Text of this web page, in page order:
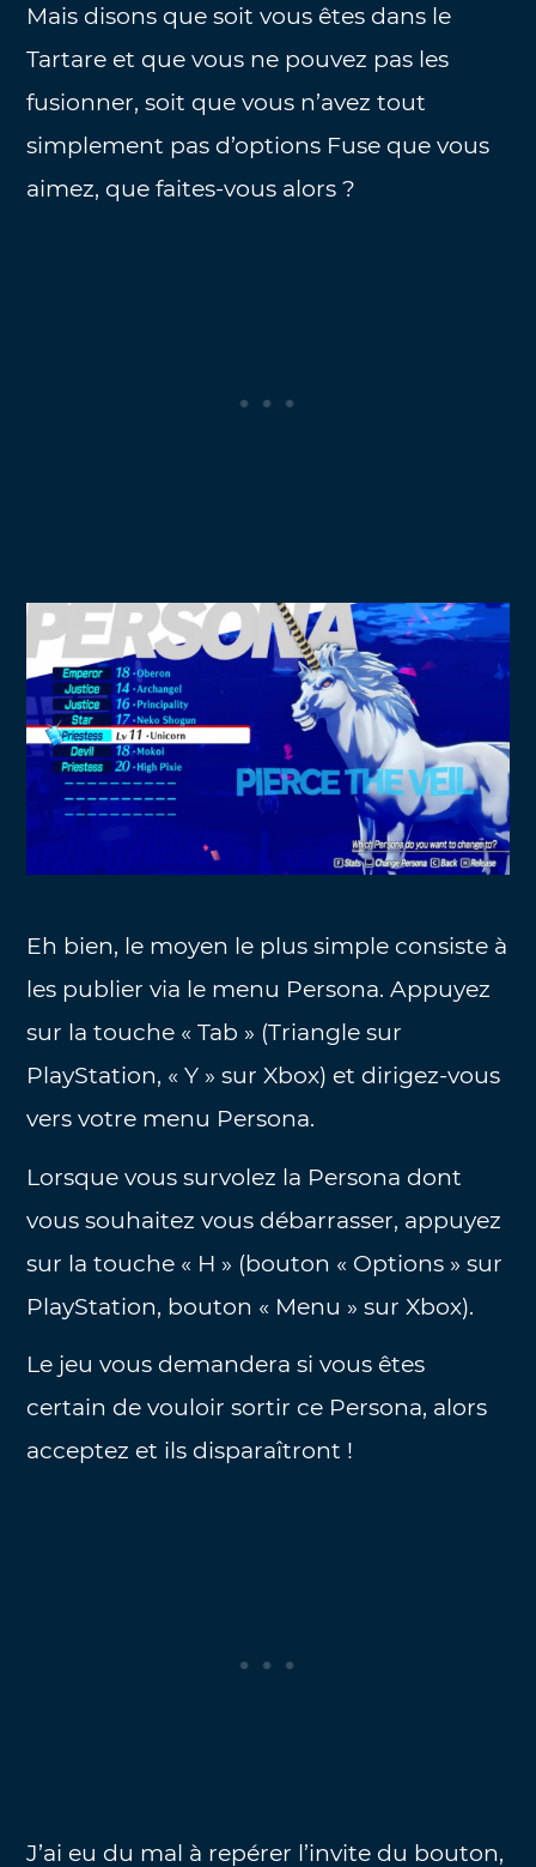
Mais disons que soit vous êtes dans le
Tartare et que vous ne pouvez pas les
fusionner, soit que vous n’avez tout
simplement pas d’options Fuse que vous
aimez, que faites-vous alors ?
Eh bien, le moyen le plus simple consiste à
les publier via le menu Persona. Appuyez
sur la touche « Tab » (Triangle sur
PlayStation, « Y » sur Xbox) et dirigez-vous
vers votre menu Persona.
Lorsque vous survolez la Persona dont
vous souhaitez vous débarrasser, appuyez
sur la touche « H » (bouton « Options » sur
PlayStation, bouton « Menu » sur Xbox).
Le jeu vous demandera si vous êtes
certain de vouloir sortir ce Persona, alors
acceptez et ils disparaîtront !
J’ai eu du mal à repérer l’invite du bouton,